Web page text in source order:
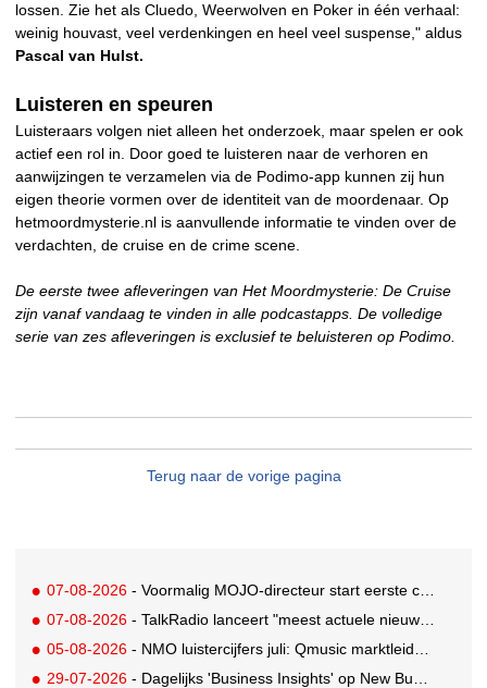
lossen. Zie het als Cluedo, Weerwolven en Poker in één verhaal:
weinig houvast, veel verdenkingen en heel veel suspense," aldus
Pascal van Hulst.
Luisteren en speuren
Luisteraars volgen niet alleen het onderzoek, maar spelen er ook
actief een rol in. Door goed te luisteren naar de verhoren en
aanwijzingen te verzamelen via de Podimo-app kunnen zij hun
eigen theorie vormen over de identiteit van de moordenaar. Op
hetmoordmysterie.nl is aanvullende informatie te vinden over de
verdachten, de cruise en de crime scene.
De eerste twee afleveringen van Het Moordmysterie: De Cruise
zijn vanaf vandaag te vinden in alle podcastapps. De volledige
serie van zes afleveringen is exclusief te beluisteren op Podimo.
Terug naar de vorige pagina
07-08-2026 - Voormalig MOJO-directeur start eerste country radiozender van Nederland
07-08-2026 - TalkRadio lanceert "meest actuele nieuwspodcast van Nederland"
05-08-2026 - NMO luistercijfers juli: Qmusic marktleider, gevolgd door NPO2 en 538
29-07-2026 - Dagelijks 'Business Insights' op New Business Radio